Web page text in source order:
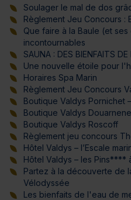
Soulager le mal de dos
Règlement Jeu Concours :
Que faire à la Baule (et
incontournables
SAUNA : DES BIENFAITS
Une nouvelle étoile pour
Horaires Spa Marin
Règlement Jeu Concours
Boutique Valdys Pornichet
Boutique Valdys
Boutique Valdys Roscoff
Règlement jeu concours
Hôtel Valdys – l’Escale
Hôtel Valdys – les Pins****
Partez à la découverte de
Vélodyssée
Les bienfaits de l'eau de